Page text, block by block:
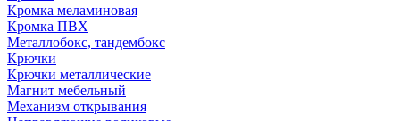
Кромка меламиновая
Кромка ПВХ
Металлобокс, тандембокс
Крючки
Крючки металлические
Магнит мебельный
Механизм открывания